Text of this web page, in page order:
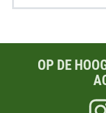
OP DE